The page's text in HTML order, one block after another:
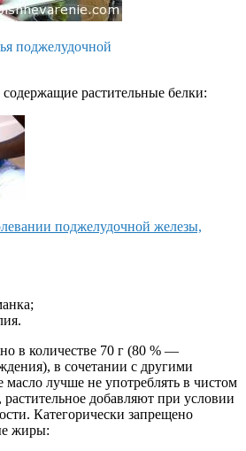
поджелудочной
растительные белки:
поджелудочной железы,
в количестве 70 г (80 % —
в сочетании с другими
лучше не употреблять в чистом
добавляют при условии
Категорически запрещено
жиры: